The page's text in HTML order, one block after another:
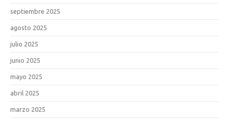
septiembre 2025
agosto 2025
julio 2025
junio 2025
mayo 2025
abril 2025
marzo 2025